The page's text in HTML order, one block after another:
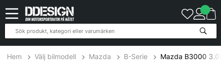
Hem Välj bilmodell Mazda B-Serie Mazda B3000